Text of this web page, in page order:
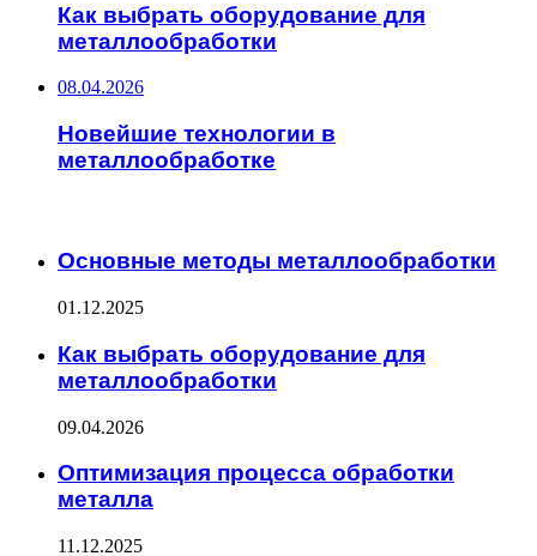
Как выбрать оборудование для
металлообработки
08.04.2026
Новейшие технологии в
металлообработке
Основные методы металлообработки
01.12.2025
Как выбрать оборудование для
металлообработки
09.04.2026
Оптимизация процесса обработки
металла
11.12.2025